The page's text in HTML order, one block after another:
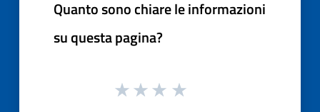
Quanto sono chiare le informazioni
su questa pagina?